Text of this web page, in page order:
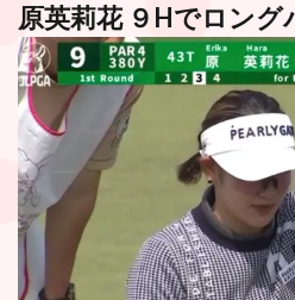
原英莉花 ９Hでロング